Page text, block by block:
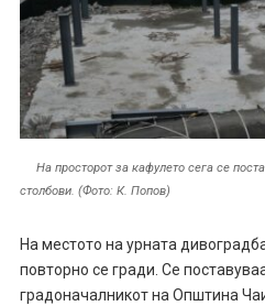
На просторот за кафулето сега се
столбови. (Фото: К. Попов)
На местото на урната
повторно се гради. Се
градоначалникот на Општина